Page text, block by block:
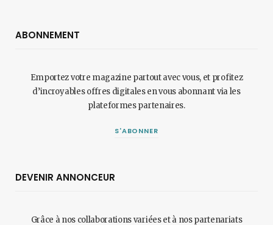
ABONNEMENT
Emportez votre magazine partout avec vous, et profitez
d’incroyables offres digitales en vous abonnant via les
plateformes partenaires.
S'ABONNER
DEVENIR ANNONCEUR
Grâce à nos collaborations variées et à nos partenariats